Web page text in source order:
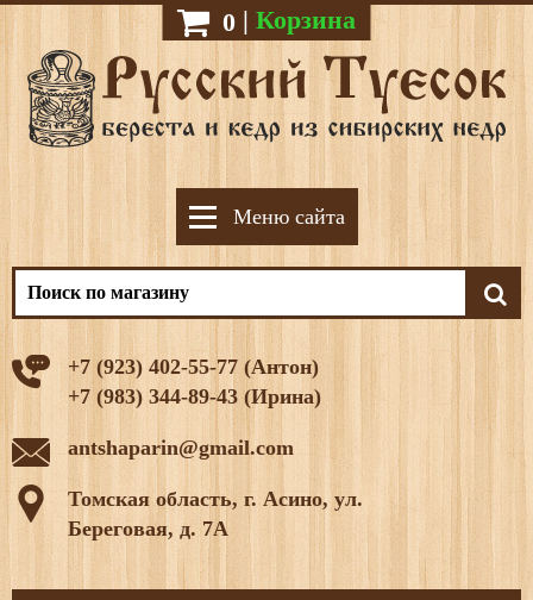
0 | Корзина
Меню сайта
+7 (923) 402-55-77 (Антон)
+7 (983) 344-89-43 (Ирина)
antshaparin@gmail.com
Томская область, г. Асино, ул.
Береговая, д. 7А